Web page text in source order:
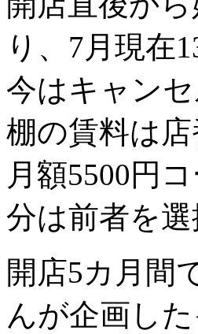
り、7月現在
今はキャン
棚の賃料は
月額5500円
分は前者を選
開店5カ月間
んが企画し